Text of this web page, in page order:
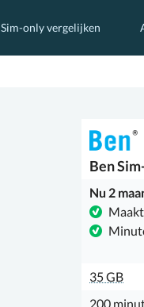
Sim-only vergelijken
Ben
Nu 2
35 GB
200